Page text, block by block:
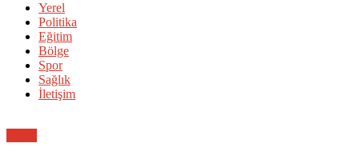
Yerel
Politika
Eğitim
Bölge
Spor
Sağlık
İletişim